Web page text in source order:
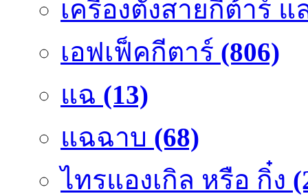
เครื่องตั้งสายกีต้าร์ แ
เอฟเฟ็คกีตาร์ (806)
แฉ (13)
แฉฉาบ (68)
ไทรแองเกิล หรือ กิ๋ง